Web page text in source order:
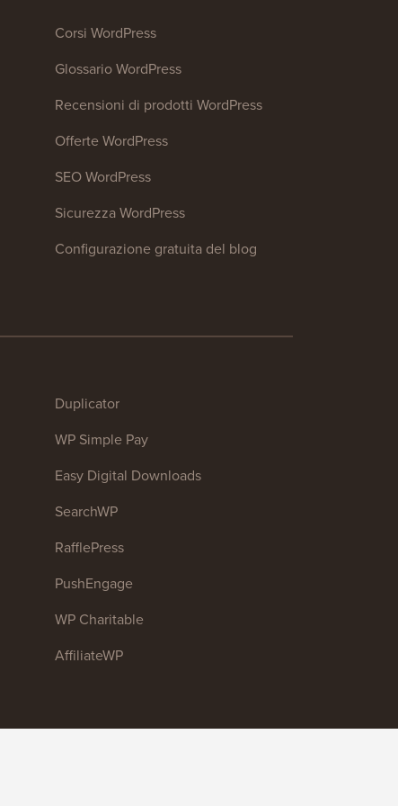
Corsi WordPress
Glossario WordPress
Recensioni di prodotti WordPress
Offerte WordPress
SEO WordPress
Sicurezza WordPress
Configurazione gratuita del blog
Duplicator
WP Simple Pay
Easy Digital Downloads
SearchWP
RafflePress
PushEngage
WP Charitable
AffiliateWP